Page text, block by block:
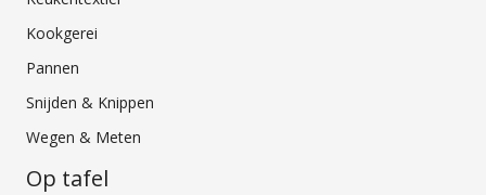
Kookgerei
Pannen
Snijden & Knippen
Wegen & Meten
Op tafel